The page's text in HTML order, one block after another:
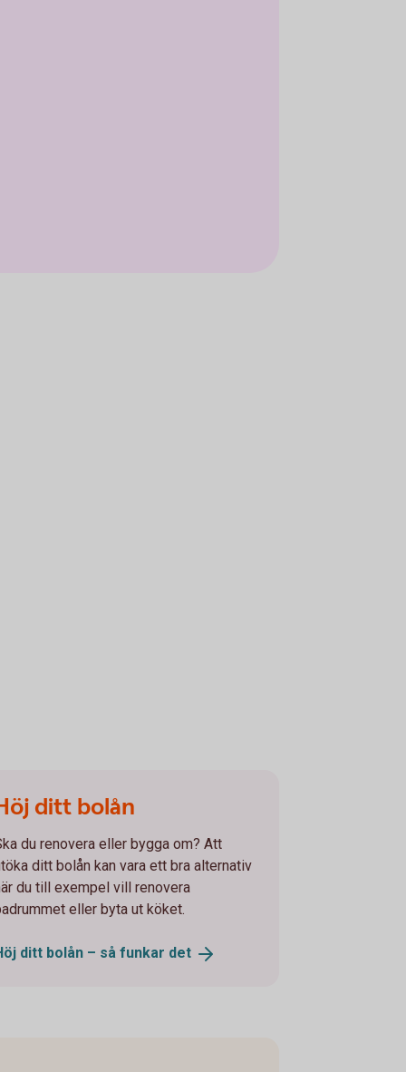
ditt bolån
du renovera eller bygga om? Att
ditt bolån kan vara ett bra alternativ
du till exempel vill renovera
eller byta ut köket.
ditt bolån – så funkar det